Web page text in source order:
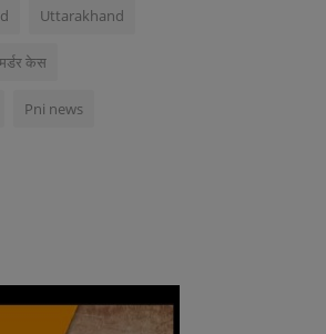
Uttarakhand
मर्डर केस
Pni news